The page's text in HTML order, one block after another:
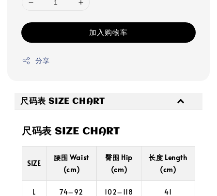
加入购物车
分享
尺码表 SIZE CHART
尺码表 SIZE CHART
SIZE
腰围 Waist
(cm)
臀围 Hip
(cm)
长度 Length
(cm)
L 74–92 102–118 41